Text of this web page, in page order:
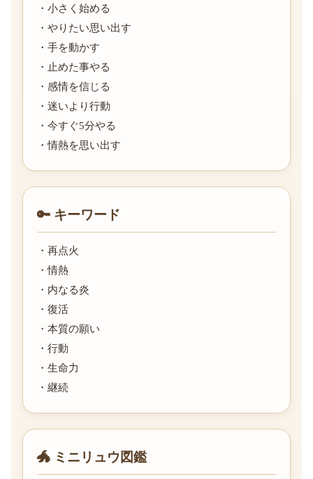
・小さく始める
・やりたい思い出す
・手を動かす
・止めた事やる
・感情を信じる
・迷いより行動
・今すぐ5分やる
・情熱を思い出す
🔑 キーワード
・再点火
・情熱
・内なる炎
・復活
・本質の願い
・行動
・生命力
・継続
🐲 ミニリュウ図鑑